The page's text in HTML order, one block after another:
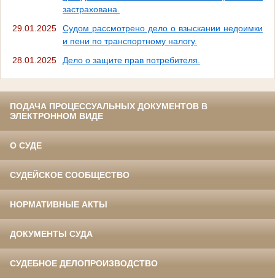
застрахована.
29.01.2025
Судом рассмотрено дело о взыскании недоимки
и пени по транспортному налогу.
28.01.2025
Дело о защите прав потребителя.
ПОДАЧА ПРОЦЕССУАЛЬНЫХ ДОКУМЕНТОВ В
ЭЛЕКТРОННОМ ВИДЕ
О СУДЕ
СУДЕЙСКОЕ СООБЩЕСТВО
НОРМАТИВНЫЕ АКТЫ
ДОКУМЕНТЫ СУДА
СУДЕБНОЕ ДЕЛОПРОИЗВОДСТВО